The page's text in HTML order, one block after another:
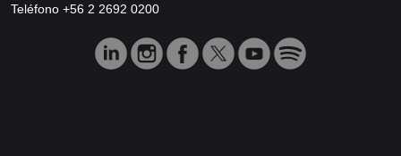
Teléfono +56 2 2692 0200